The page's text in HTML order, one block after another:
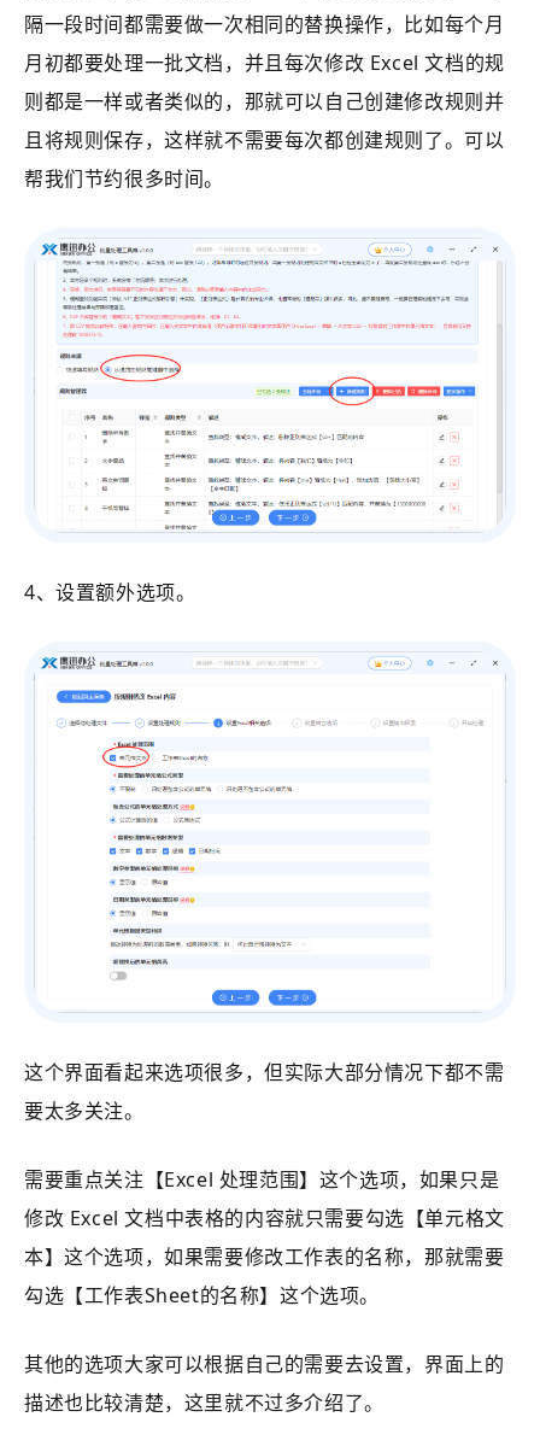
隔一段时间都需要做一次相同的替换操作，比如每个月
月初都要处理一批文档，并且每次修改 Excel 文档的规
则都是一样或者类似的，那就可以自己创建修改规则并
且将规则保存，这样就不需要每次都创建规则了。可以
帮我们节约很多时间。
4、设置额外选项。
这个界面看起来选项很多，但实际大部分情况下都不需
要太多关注。
需要重点关注【Excel 处理范围】这个选项，如果只是
修改 Excel 文档中表格的内容就只需要勾选【单元格文
本】这个选项，如果需要修改工作表的名称，那就需要
勾选【工作表Sheet的名称】这个选项。
其他的选项大家可以根据自己的需要去设置，界面上的
描述也比较清楚，这里就不过多介绍了。